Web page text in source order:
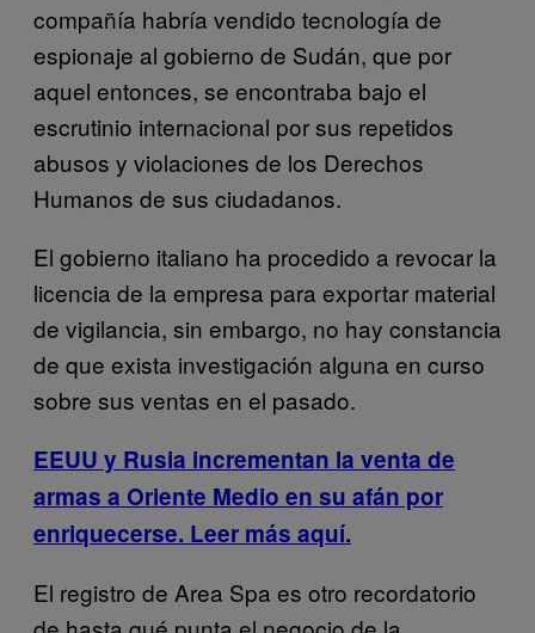
compañía habría vendido tecnología de
espionaje al gobierno de Sudán, que por
aquel entonces, se encontraba bajo el
escrutinio internacional por sus repetidos
abusos y violaciones de los Derechos
Humanos de sus ciudadanos.
El gobierno italiano ha procedido a revocar la
licencia de la empresa para exportar material
de vigilancia, sin embargo, no hay constancia
de que exista investigación alguna en curso
sobre sus ventas en el pasado.
EEUU y Rusia incrementan la venta de
armas a Oriente Medio en su afán por
enriquecerse. Leer más aquí.
El registro de Area Spa es otro recordatorio